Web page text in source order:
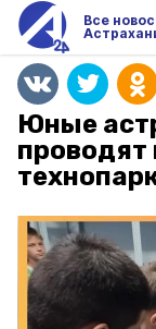
Все
Юные
проводят